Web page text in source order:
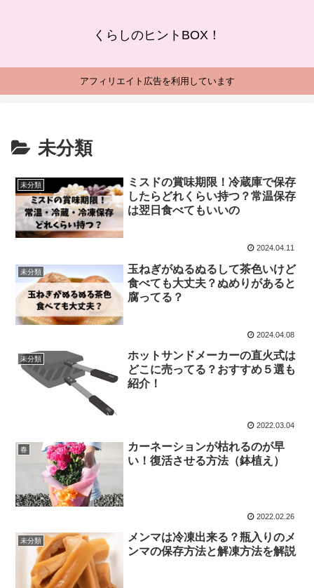
くらしのヒントBOX！
アフィリエイト広告を利用しています
未分類
未分類
ミスドの賞味期限！冷蔵庫で保存
したらどれくらい持つ？常温保存
は翌日食べてもいいの
2024.04.11
未分類
玉ねぎがぬるぬるして茶色いけど
食べても大丈夫？ぬめりがあると
腐ってる？
2024.04.08
未分類
ホットサンドメーカーの直火式は
どこに売ってる？おすすめ５選も
紹介！
2022.03.04
春
カーネーションが枯れるのが早
い！復活させる方法（鉢植え）
2022.02.26
未分類
メンマは冷凍出来る？瓶入りのメ
ンマの保存方法と解凍方法を解説